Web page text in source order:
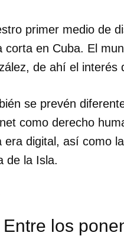
Para poder
cuenta de
primer medio de
corta en Cuba. El
de ahí el interés
se prevén
como derecho
era digital, así como
de la Isla.
Entre los